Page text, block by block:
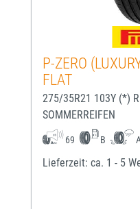
P-ZERO
FLAT
275/35R21 103Y (*)
SOMMERREIFEN
69 B
Lieferzeit: ca. 1 - 5